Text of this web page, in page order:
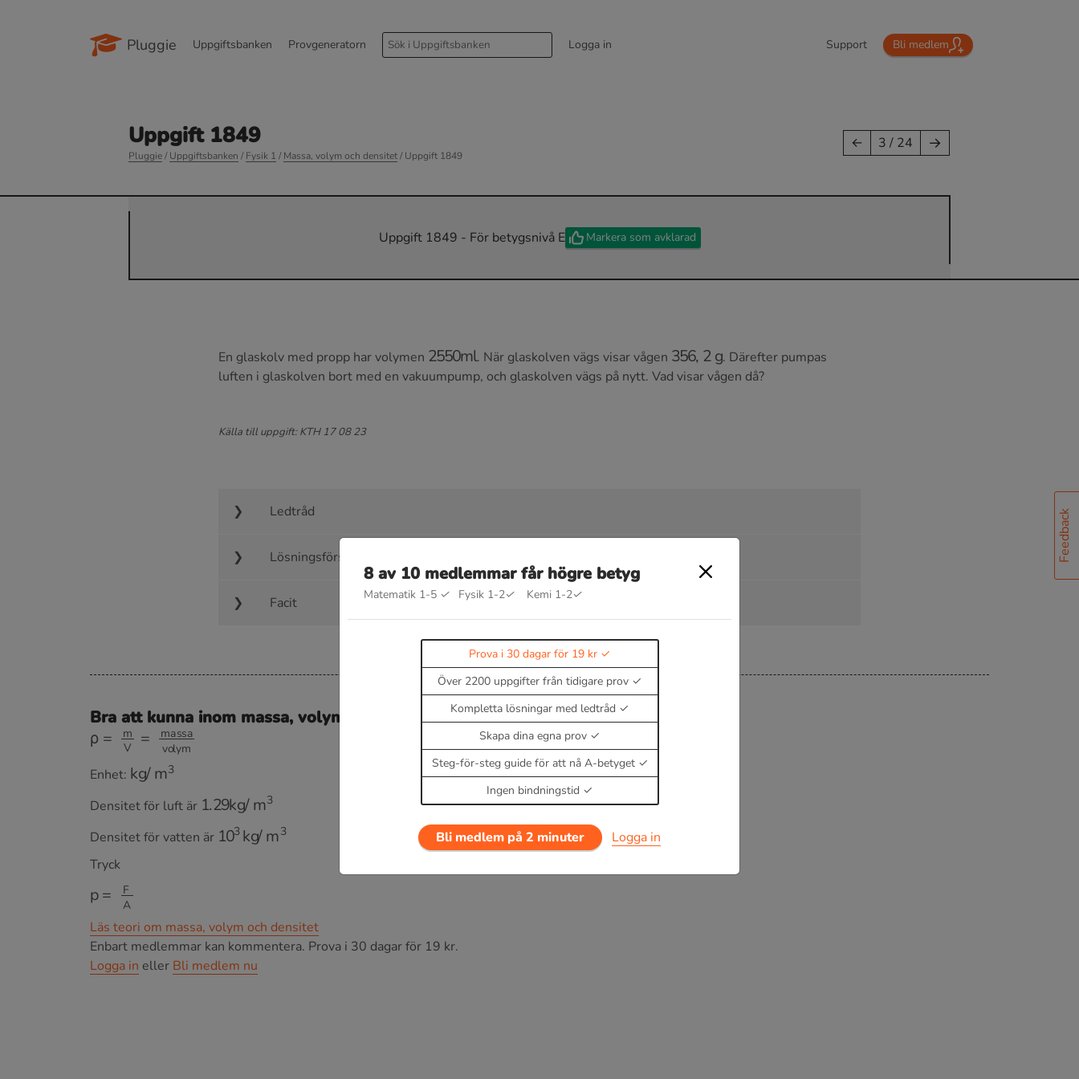
Pluggie Uppgiftsbanken Provgeneratorn Logga in Support Bli medlem
Feedback
Uppgift 1849
Pluggie/Uppgiftsbanken /Fysik 1 /Massa, volym och densitet/ Uppgift 1849
← 3 / 24 →
Uppgift 1849 - För betygsnivå E Markera som avklarad
En glaskolv med propp har volymen
2550 ml
. När glaskolven vägs visar vågen
356 ,2
. Därefter pumpas
luften i glaskolven bort med en vakuumpump, och glaskolven vägs på nytt. Vad visar vågen då?
Källa till uppgift: KTH 17 08 23
Ledtråd
Lösningsförslag
Facit
Bra att kunna inom massa, volym och densitet
ρ=mV= massav olym
Enhet:
k / 3
Densitet för luft är
1.29 g m3
Densitet för vatten är
103k / 3
Tryck
A
Läs teori om massa, volym och densitet
Enbart medlemmar kan kommentera. Prova i 30 dagar för 19 kr.
Logga in eller Bli medlem nu
8 av 10 medlemmar får högre betyg
Matematik 1-5 ✓ Fysik 1-2✓ Kemi 1-2✓
Prova i 30 dagar för 19 kr
Över 2200 uppgifter från tidigare prov
Kompletta lösningar med ledtråd
Skapa dina egna prov
Steg-för-steg guide för att nå A-betyget
Ingen bindningstid
Bli medlem på 2 minuter Logga in